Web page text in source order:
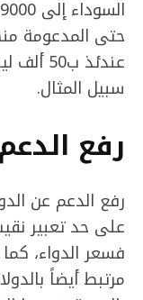
حتى المدعومة
سبيل المثال.
رفع
رفع الدعم عن
على حد تعبير
فسعر الدواء،
مرتبط أيضاً